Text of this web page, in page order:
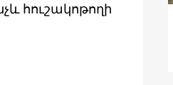
հուշակոթողի